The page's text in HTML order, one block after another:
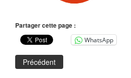
Partager cette page :
WhatsApp
Précédent